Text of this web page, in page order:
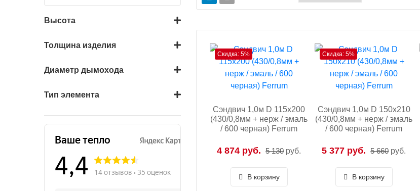
Высота
Толщина изделия
Диаметр дымохода
Тип элемента
Скидка: 5%
Сэндвич 1,0м D 115х200
(430/0,8мм + нерж / эмаль
/ 600 черная) Ferrum
4 874 руб. 5 130 руб.
В корзину
Скидка: 5%
Сэндвич 1,0м D 150х210
(430/0,8мм + нерж / эмаль
/ 600 черная) Ferrum
5 377 руб. 5 660 руб.
В корзину